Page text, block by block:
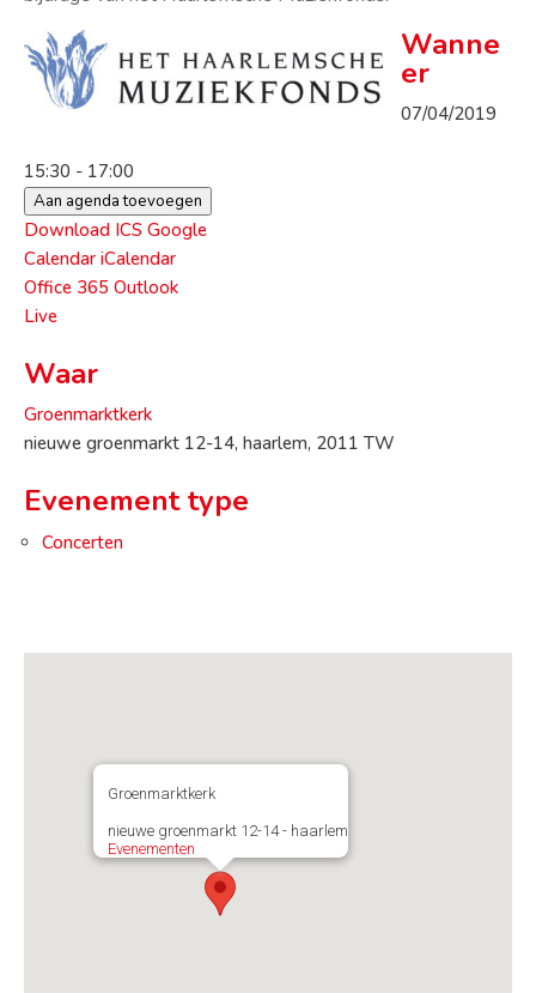
Wanne
er
07/04/2019
15:30 - 17:00
Aan agenda toevoegen
Download ICS Google
Calendar iCalendar
Office 365 Outlook
Live
Waar
Groenmarktkerk
nieuwe groenmarkt 12-14, haarlem, 2011 TW
Evenement type
Concerten
Groenmarktkerk
nieuwe groenmarkt 12-14 - haarlem
Evenementen